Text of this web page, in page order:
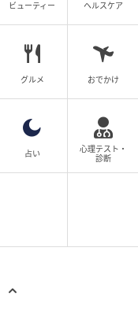
ビューティー ヘルスケア
グルメ おでかけ
占い
心理テスト・
診断